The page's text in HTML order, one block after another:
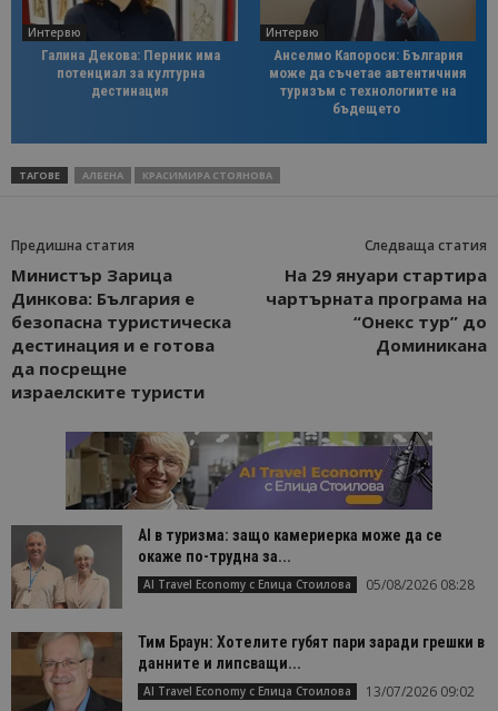
Интервю
Галина Декова: Перник има
потенциал за културна
дестинация
Интервю
Анселмо Капороси: България
може да съчетае автентичния
туризъм с технологиите на
бъдещето
ТАГОВЕ АЛБЕНА КРАСИМИРА СТОЯНОВА
Предишна статия
Министър Зарица
Динкова: България е
безопасна туристическа
дестинация и е готова
да посрещне
израелските туристи
Следваща статия
На 29 януари стартира
чартърната програма на
“Онекс тур” до
Доминикана
AI в туризма: защо камериерка може да се
окаже по-трудна за...
AI Travel Economy с Елица Стоилова 05/08/2026 08:28
Тим Браун: Хотелите губят пари заради грешки в
данните и липсващи...
AI Travel Economy с Елица Стоилова 13/07/2026 09:02